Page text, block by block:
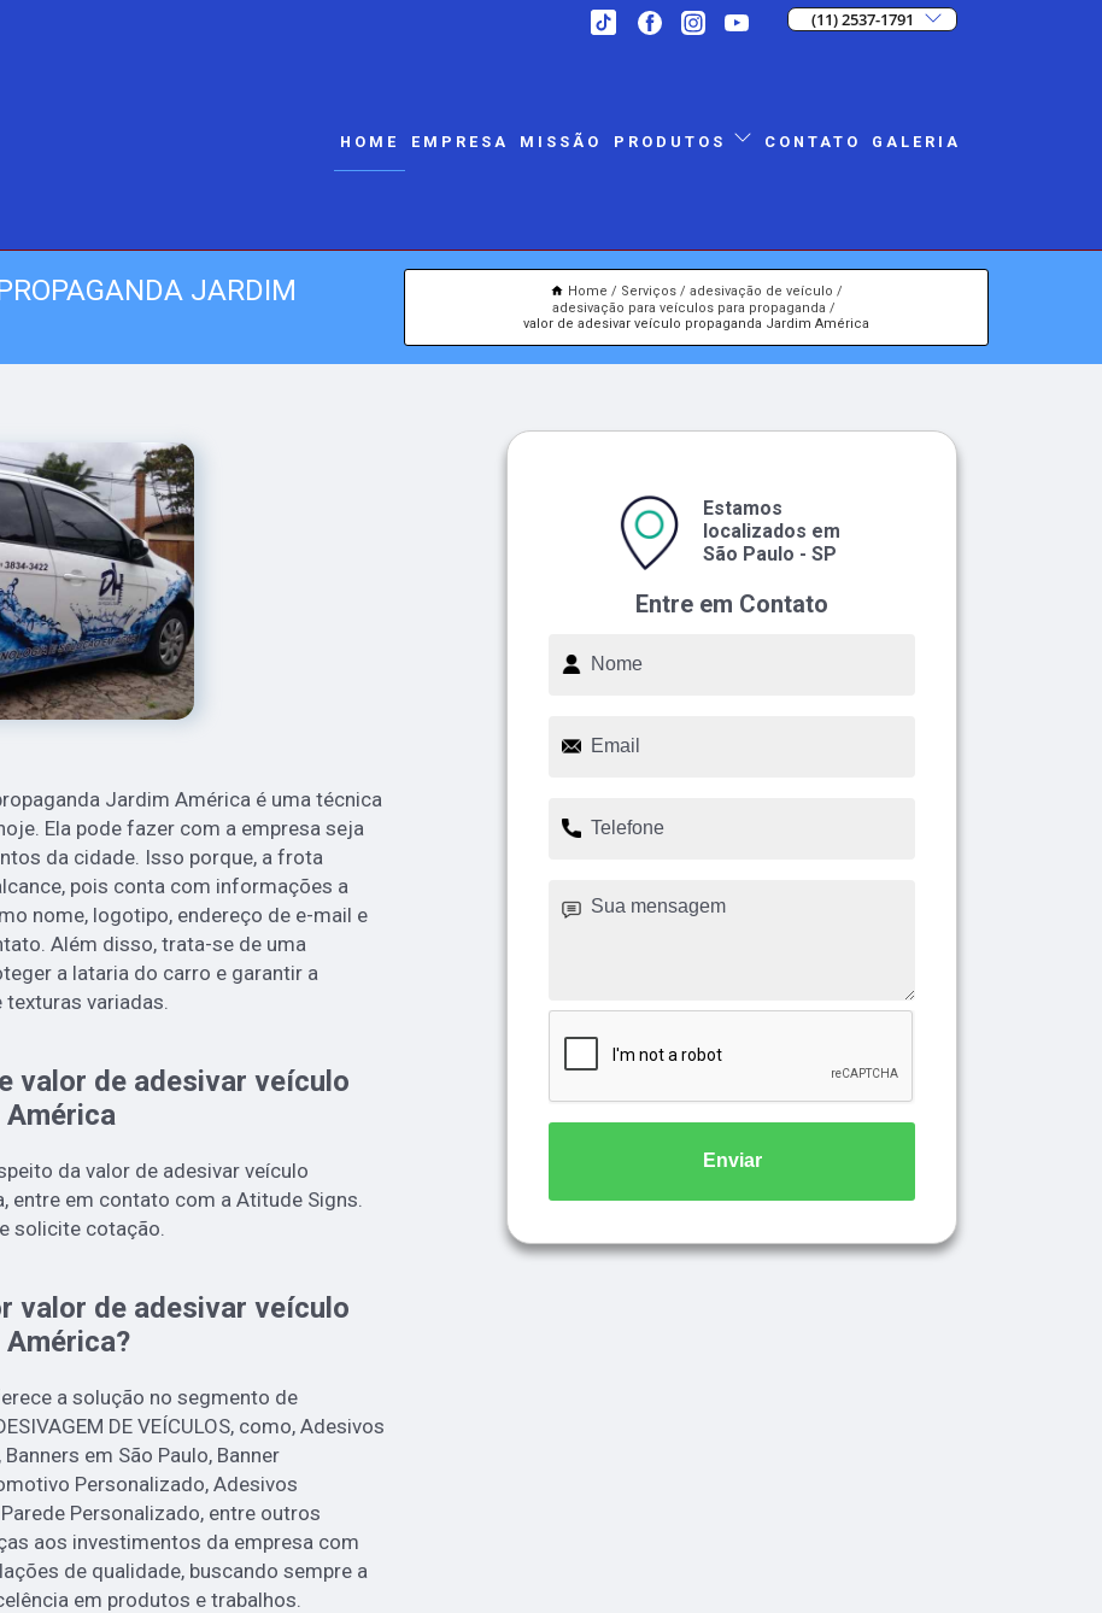
(11) 2537-1791
HOME EMPRESA MISSÃO PRODUTOS CONTATO GALERIA
JARDIM
Home Serviços
adesivação de veículo
adesivação para veículos para propaganda
valor de adesivar veículo propaganda Jardim América
Jardim América é uma técnica
Ela pode fazer com a empresa seja
da cidade. Isso porque, a frota
pois conta com informações a
nome, logotipo, endereço de e-mail e
Além disso, trata-se de uma
a lataria do carro e garantir a
variadas.
valor de adesivar veículo
da valor de adesivar veículo
entre em contato com a Atitude Signs.
solicite cotação.
valor de adesivar veículo
a solução no segmento de
DE VEÍCULOS, como, Adesivos
em São Paulo, Banner
Personalizado, Adesivos
Personalizado, entre outros
aos investimentos da empresa com
de qualidade, buscando sempre a
em produtos e trabalhos.
Entre em Contato
Estamos
localizados em
São Paulo - SP
Enviar